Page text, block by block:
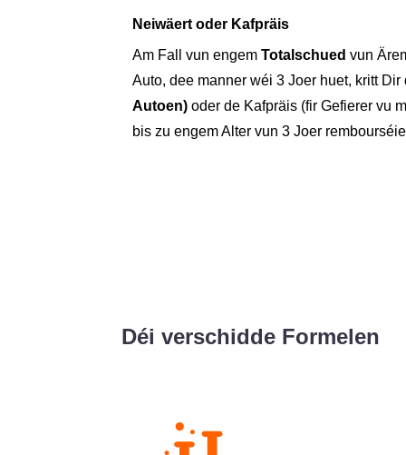
Neiwäert oder Kafpräis
Am Fall vun engem Totalschued vun
Auto, dee manner wéi 3 Joer huet, kritt
Autoen) oder de Kafpräis (fir Gefierer vu
bis zu engem Alter vun 3 Joer
Déi verschidde Formelen